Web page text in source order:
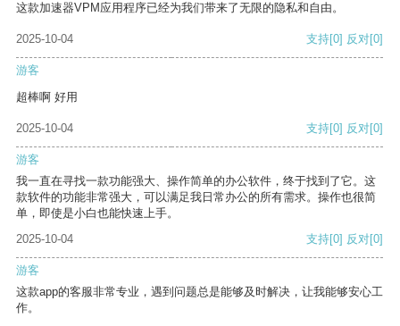
这款加速器VPM应用程序已经为我们带来了无限的隐私和自由。
2025-10-04 支持[0] 反对[0]
游客
超棒啊 好用
2025-10-04 支持[0] 反对[0]
游客
我一直在寻找一款功能强大、操作简单的办公软件，终于找到了它。这
款软件的功能非常强大，可以满足我日常办公的所有需求。操作也很简
单，即使是小白也能快速上手。
2025-10-04
支持[0] 反对[0]
游客
这款app的客服非常专业，遇到问题总是能够及时解决，让我能够安心工
作。